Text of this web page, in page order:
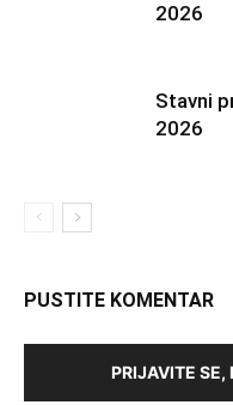
2026
Stavni
2026
PUSTITE KOMENTAR
PRIJAVITE SE,